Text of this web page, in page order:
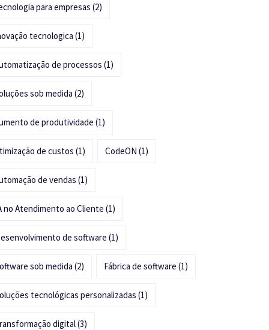
para empresas (2)
tecnologica (1)
de processos (1)
sob medida (2)
de produtividade (1)
de custos (1) CodeON (1)
de vendas (1)
no Atendimento ao Cliente (1)
de software (1)
sob medida (2) Fábrica de software (1)
tecnológicas personalizadas (1)
digital(3)